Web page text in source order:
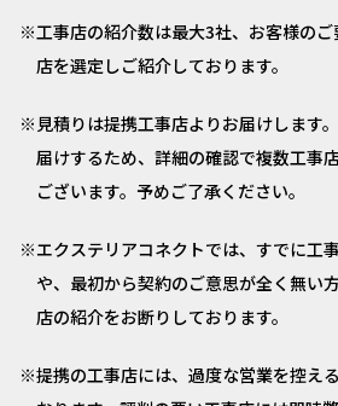
工事店の紹介数は最大3社、お客様の
店を選定しご紹介しております。
見積りは提携工事店よりお届けします
届けするため、詳細の確認で複数工事
ございます。予めご了承ください。
エクステリアコネクトでは、すでに工
や、最初から契約のご意思が全く無い
店の紹介をお断りしております。
提携の工事店には、過度な営業を控え